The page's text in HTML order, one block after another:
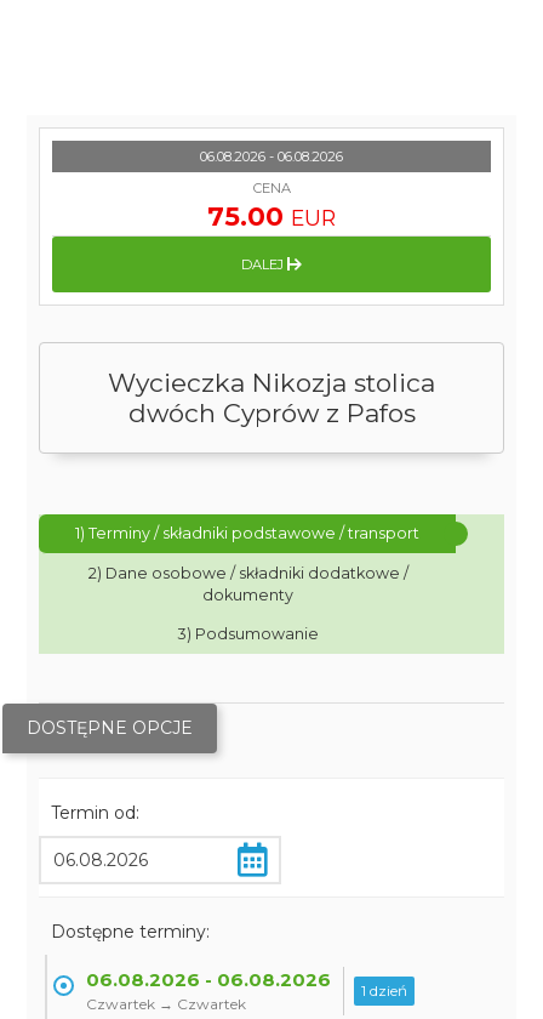
Wycieczka Nikozja stolica
dwóch Cyprów z Pafos
1) Terminy / składniki podstawowe / transport
2) Dane osobowe / składniki dodatkowe /
dokumenty
3) Podsumowanie
DOSTĘPNE OPCJE
Termin od:
Dostępne terminy:
06.08.2026 - 06.08.2026
Czwartek → Czwartek
1 dzień
06.08.2026 - 06.08.2026
CENA
75.00 EUR
DALEJ